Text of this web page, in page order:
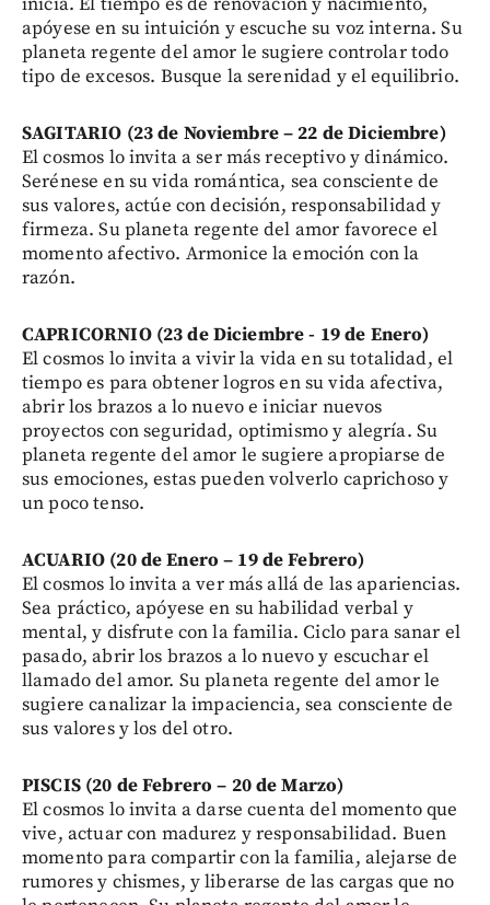
apóyese en su intuición y escuche su voz interna. Su
planeta regente del amor le sugiere controlar todo
tipo de excesos. Busque la serenidad y el equilibrio.
SAGITARIO (23 de Noviembre – 22 de Diciembre)
El cosmos lo invita a ser más receptivo y dinámico.
Serénese en su vida romántica, sea consciente de
sus valores, actúe con decisión, responsabilidad y
firmeza. Su planeta regente del amor favorece el
momento afectivo. Armonice la emoción con la
razón.
CAPRICORNIO (23 de Diciembre - 19 de Enero)
El cosmos lo invita a vivir la vida en su totalidad, el
tiempo es para obtener logros en su vida afectiva,
abrir los brazos a lo nuevo e iniciar nuevos
proyectos con seguridad, optimismo y alegría. Su
planeta regente del amor le sugiere apropiarse de
sus emociones, estas pueden volverlo caprichoso y
un poco tenso.
ACUARIO (20 de Enero – 19 de Febrero)
El cosmos lo invita a ver más allá de las apariencias.
Sea práctico, apóyese en su habilidad verbal y
mental, y disfrute con la familia. Ciclo para sanar el
pasado, abrir los brazos a lo nuevo y escuchar el
llamado del amor. Su planeta regente del amor le
sugiere canalizar la impaciencia, sea consciente de
sus valores y los del otro.
PISCIS (20 de Febrero – 20 de Marzo)
El cosmos lo invita a darse cuenta del momento que
vive, actuar con madurez y responsabilidad. Buen
momento para compartir con la familia, alejarse de
rumores y chismes, y liberarse de las cargas que no